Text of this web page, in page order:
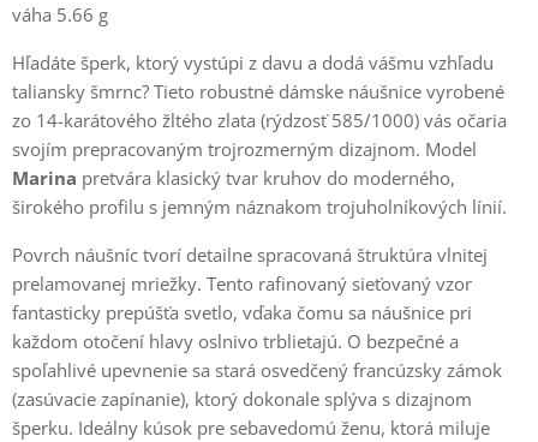
váha 5.66 g
Hľadáte šperk, ktorý vystúpi z davu a dodá vášmu vzhľadu
taliansky šmrnc? Tieto robustné dámske náušnice vyrobené
zo 14-karátového žltého zlata (rýdzosť 585/1000) vás očaria
svojím prepracovaným trojrozmerným dizajnom. Model
Marina pretvára klasický tvar kruhov do moderného,
širokého profilu s jemným náznakom trojuholníkových línií.
Povrch náušníc tvorí detailne spracovaná štruktúra vlnitej
prelamovanej mriežky. Tento rafinovaný sieťovaný vzor
fantasticky prepúšťa svetlo, vďaka čomu sa náušnice pri
každom otočení hlavy oslnivo trblietajú. O bezpečné a
spoľahlivé upevnenie sa stará osvedčený francúzsky zámok
(zasúvacie zapínanie), ktorý dokonale splýva s dizajnom
šperku. Ideálny kúsok pre sebavedomú ženu, ktorá miluje